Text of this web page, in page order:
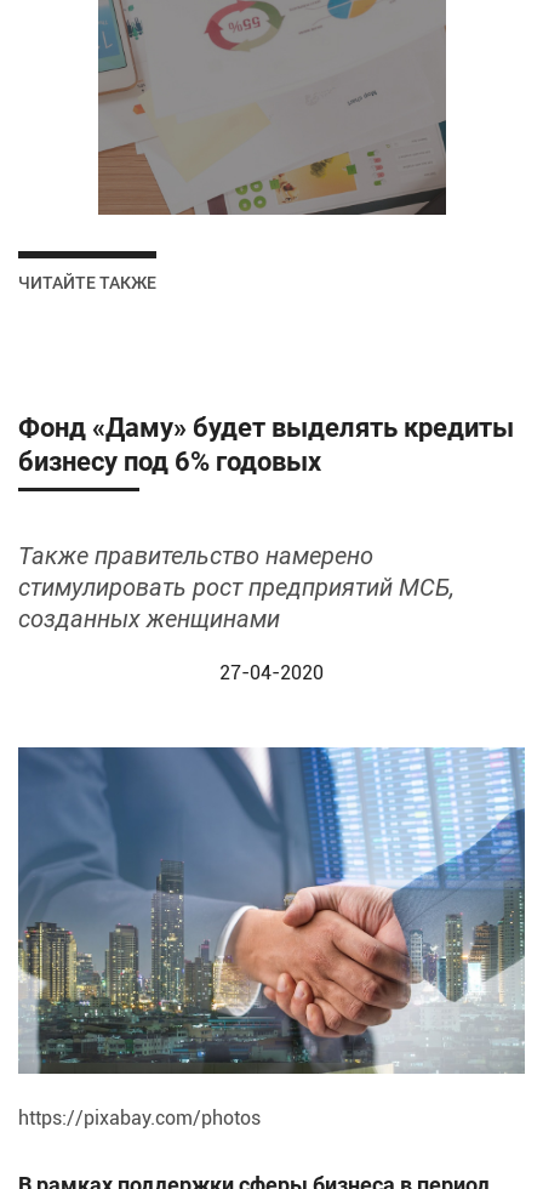
ЧИТАЙТЕ ТАКЖЕ
Фонд «Даму» будет выделять кредиты
бизнесу под 6% годовых
Также правительство намерено
стимулировать рост предприятий МСБ,
созданных женщинами
27-04-2020
https://pixabay.com/photos